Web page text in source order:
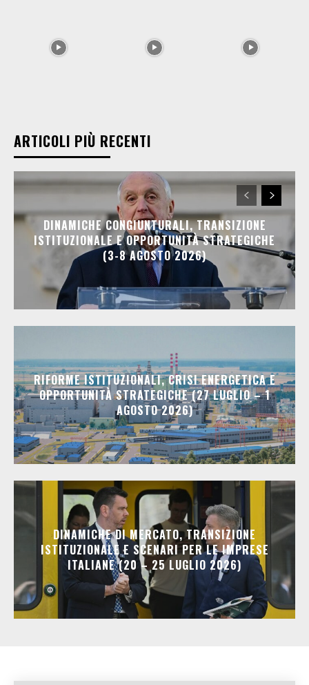
ARTICOLI PIÙ RECENTI
DINAMICHE CONGIUNTURALI, TRANSIZIONE
ISTITUZIONALE E OPPORTUNITÀ STRATEGICHE
(3-8 AGOSTO 2026)
RIFORME ISTITUZIONALI, CRISI ENERGETICA E
OPPORTUNITÀ STRATEGICHE (27 LUGLIO – 1
AGOSTO 2026)
DINAMICHE DI MERCATO, TRANSIZIONE
ISTITUZIONALE E SCENARI PER LE IMPRESE
ITALIANE (20 – 25 LUGLIO 2026)